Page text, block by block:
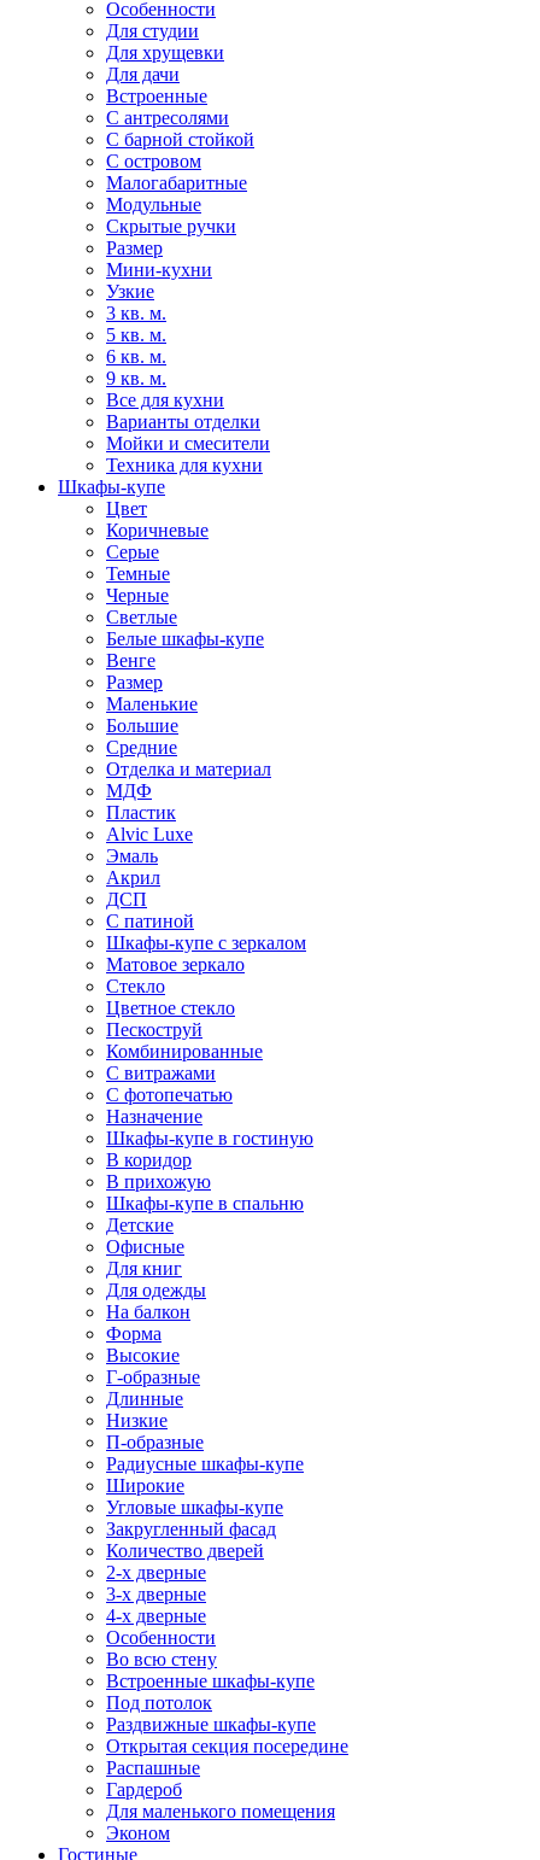
Особенности
Для студии
Для хрущевки
Для дачи
Встроенные
С антресолями
С барной стойкой
С островом
Малогабаритные
Модульные
Скрытые ручки
Размер
Мини-кухни
Узкие
3 кв. м.
5 кв. м.
6 кв. м.
9 кв. м.
Все для кухни
Варианты отделки
Мойки и смесители
Техника для кухни
Шкафы-купе
Цвет
Коричневые
Серые
Темные
Черные
Светлые
Белые шкафы-купе
Венге
Размер
Маленькие
Большие
Средние
Отделка и материал
МДФ
Пластик
Alvic Luxe
Эмаль
Акрил
ДСП
С патиной
Шкафы-купе с зеркалом
Матовое зеркало
Стекло
Цветное стекло
Пескоструй
Комбинированные
С витражами
С фотопечатью
Назначение
Шкафы-купе в гостиную
В коридор
В прихожую
Шкафы-купе в спальню
Детские
Офисные
Для книг
Для одежды
На балкон
Форма
Высокие
Г-образные
Длинные
Низкие
П-образные
Радиусные шкафы-купе
Широкие
Угловые шкафы-купе
Закругленный фасад
Количество дверей
2-х дверные
3-х дверные
4-х дверные
Особенности
Во всю стену
Встроенные шкафы-купе
Под потолок
Раздвижные шкафы-купе
Открытая секция посередине
Распашные
Гардероб
Для маленького помещения
Эконом
Гостиные